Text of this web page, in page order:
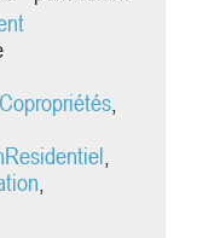
des coûts
de travaux
BBC,
Il a la
la
Copropriétés,